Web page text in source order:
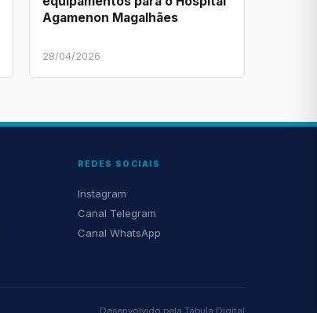
Agamenon Magalhães
28/04/2026
REDES SOCIAIS
Instagram
Canal Telegram
Canal WhatsApp
Desenvolvido pela Tábula Digital